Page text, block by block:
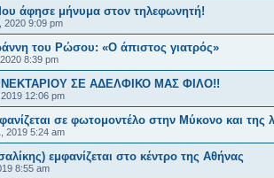
άφησε μήνυμα στον τηλεφωνητή!
2020 9:09 pm
του Ρώσου: «Ο άπιστος γιατρός»
8:39 pm
ΣΕ ΑΔΕΛΦΙΚΟ ΜΑΣ ΦΙΛΟ!!
12:06 pm
σε φωτομοντέλο στην Μύκονο και της
2019 5:24 am
εμφανίζεται στο κέντρο της Αθήνας
8:55 am